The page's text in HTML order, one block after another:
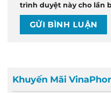
trình duyệt này cho lần
Khuyến Mãi